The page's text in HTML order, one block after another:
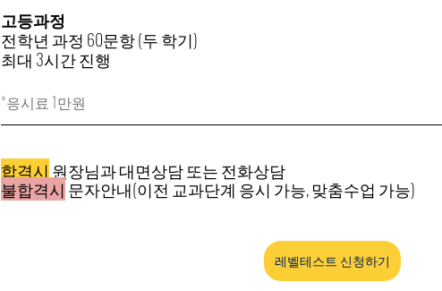
고등과정
전학년 과정 60문항 (두 학기)
최대 3시간 진행
*응시료 1만원
합격시 원장님과 대면상담 또는 전화상담
불합격시 문자안내(이전 교과단계 응시 가능, 맞춤수업 가능)
레벨테스트 신청하기